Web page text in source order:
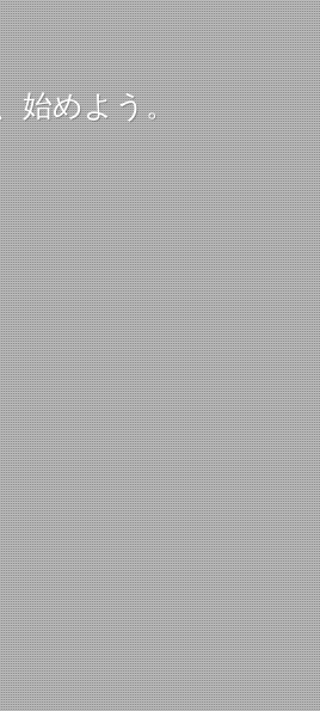
始めよう。